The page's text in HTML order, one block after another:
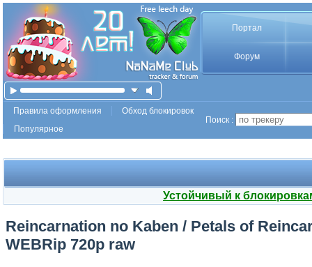
Портал
Форум
Правила оформления
Обход блокировок
Популярное
Поиск :
Устойчивый к
Reincarnation no Kaben / Petals of
WEBRip 720p raw